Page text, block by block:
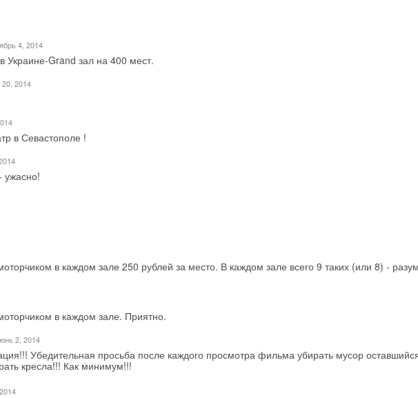
4, 2014
Grand зал на 400 мест.
20, 2014
в Севастополе !
ужасно!
в каждом зале 250 рублей за место. В каждом зале всего 9 таких (или 8) -
в каждом зале. Приятно.
2, 2014
Убедительная просьба после каждого просмотра фильма убирать мусор
кресла!!! Как минимум!!!